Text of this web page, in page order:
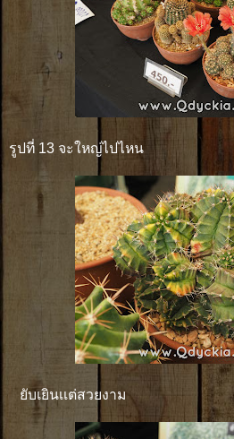
รูปที่ 13 จะใหญ่ไปไหน
ยับเยินเเต่สวยงาม